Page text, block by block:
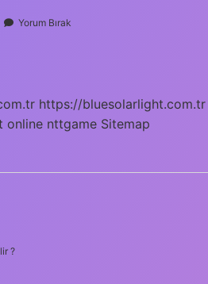
Yorum Bırak
https://bluesolarlight.com.tr
online nttgame Sitemap
?